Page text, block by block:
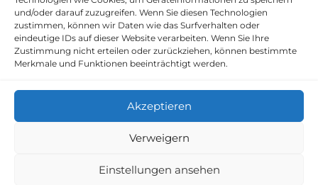
und/oder darauf zuzugreifen. Wenn Sie diesen Technologien
zustimmen, können wir Daten wie das Surfverhalten oder
eindeutige IDs auf dieser Website verarbeiten. Wenn Sie Ihre
Zustimmung nicht erteilen oder zurückziehen, können bestimmte
Merkmale und Funktionen beeinträchtigt werden.
Akzeptieren
Verweigern
Einstellungen ansehen
Rocketry
Space labs
space robotics
Datenschutzerklärung